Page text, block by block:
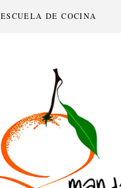
ESCUELA DE COCINA